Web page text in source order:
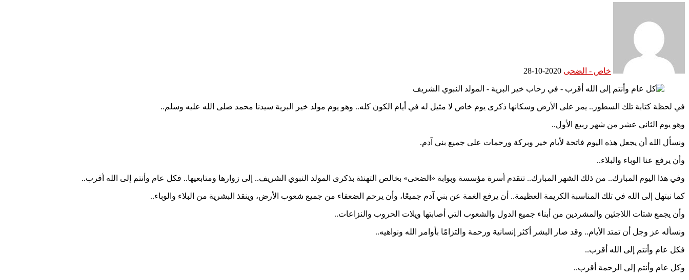
خاص - الضحى 2020-10-28
في لحظة كتابة تلك السطور.. يمر على الأرض وسكانها ذكرى يوم خاص لا مثيل له في أيام الكون كله.. وهو يوم مولد خير البرية سيدنا محمد صلى الله عليه وسلم..
وهو يوم الثاني عشر من شهر ربيع الأول..
ونسأل الله أن يجعل هذه اليوم فاتحة لأيام خير وبركة ورحمات على جميع بني آدم.
وأن يرفع عنا الوباء والبلاء..
وفي هذا اليوم المبارك.. من ذلك الشهر المبارك.. تتقدم أسرة مؤسسة وبوابة «الضحى» بخالص التهنئة بذكرى المولد النبوي الشريف.. إلى زوارها ومتابعيها.. فكل عام وأنتم إلى الله أقرب..
كما نبتهل إلى الله في تلك المناسبة الكريمة العظيمة.. أن يرفع الغمة عن بني آدم جميعًا، وأن يرحم الضعفاء من جميع شعوب الأرض، وينقذ البشرية من البلاء والوباء..
وأن يجمع شتات اللاجئين والمشردين من أبناء جميع الدول والشعوب التي أصابتها ويلات الحروب والنزاعات..
ونسأله عز وجل أن تمتد الأيام.. وقد صار البشر أكثر إنسانية ورحمة والتزامًا بأوامر الله ونواهيه..
فكل عام وأنتم إلى الله أقرب..
وكل عام وأنتم إلى الرحمة أقرب..